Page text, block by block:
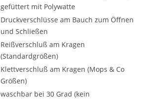
gefüttert mit Polywatte
Druckverschlüsse am Bauch zum Öffnen
und Schließen
Reißverschluß am Kragen
(Standardgrößen)
Klettverschluß am Kragen (Mops & Co
Größen)
waschbar bei 30 Grad (kein